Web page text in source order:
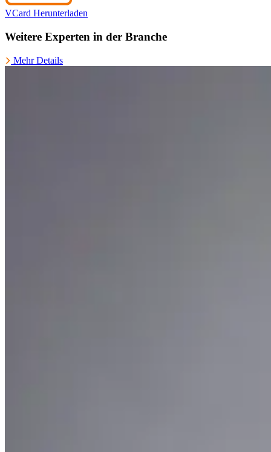
VCard Herunterladen
Weitere Experten in der Branche
Mehr Details